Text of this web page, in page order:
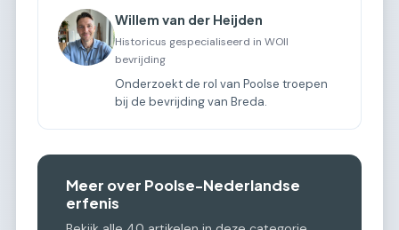
Willem van der Heijden
Historicus gespecialiseerd in WOII
bevrijding
Onderzoekt de rol van Poolse troepen
bij de bevrijding van Breda.
Meer over Poolse-Nederlandse
erfenis